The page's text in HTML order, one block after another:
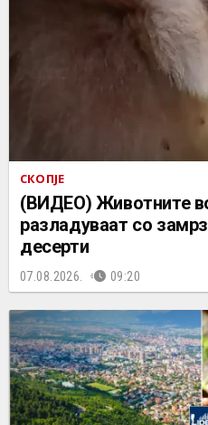
СКОПЈЕ
(ВИДЕО) Животните
разладуваат со
десерти
07.08.2026. 09:20